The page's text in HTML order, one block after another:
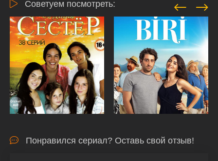
Советуем посмотреть:
Понравился сериал? Оставь свой отзыв!